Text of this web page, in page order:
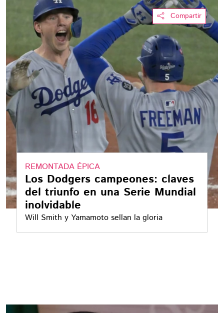
Compartir
REMONTADA ÉPICA
Los Dodgers campeones: claves
del triunfo en una Serie Mundial
inolvidable
Will Smith y Yamamoto sellan la gloria